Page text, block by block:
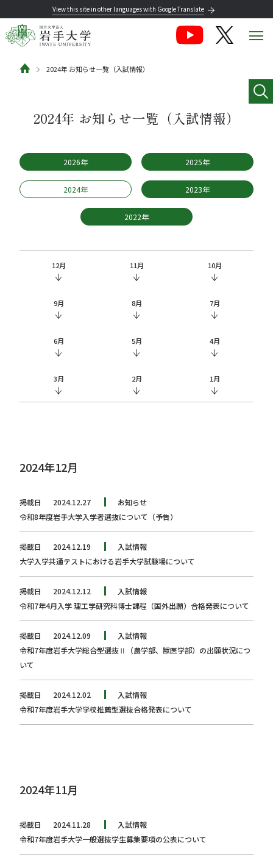
View this site in other languages with Google Translate
2024年 お知らせ一覧（入試情報）
2024年 お知らせ一覧（入試情報）
2026年 2025年
2024年 2023年
2022年
12月 11月 10月
9月 8月 7月
6月 5月 4月
3月 2月 1月
2024年12月
掲載日 2024.12.27
お知らせ
令和8年度岩手大学入学者選抜について（予告）
掲載日 2024.12.19
入試情報
大学入学共通テストにおける岩手大学試験場について
掲載日 2024.12.12
入試情報
令和7年4月入学 理工学研究科博士課程（国外出願）合格発表について
掲載日 2024.12.09
入試情報
令和7年度岩手大学総合型選抜Ⅱ（農学部、獣医学部）の出願状況につ
いて
掲載日 2024.12.02
入試情報
令和7年度岩手大学学校推薦型選抜合格発表について
2024年11月
掲載日 2024.11.28
入試情報
令和7年度岩手大学一般選抜学生募集要項の公表について